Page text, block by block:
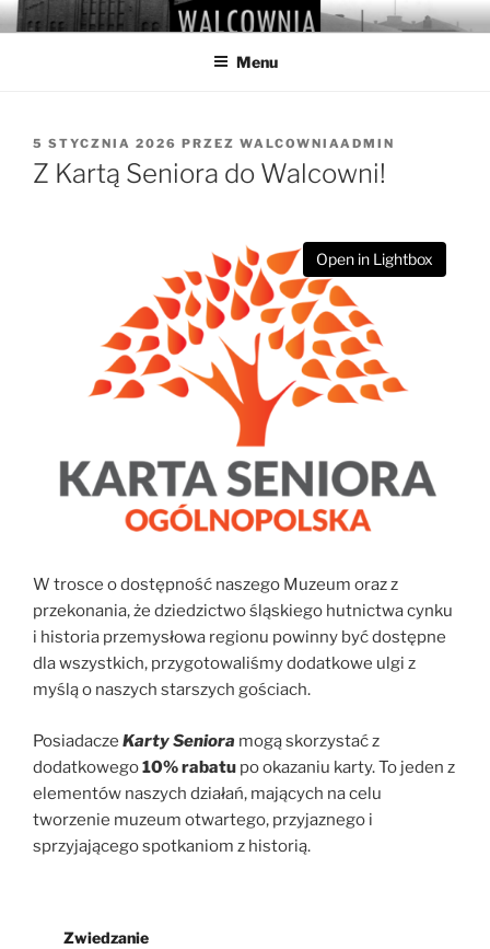
Przejdź
do
WALCOWNIA
Muzeum Hutnictwa Cynku
Menu
OPUBLIKOWANE
W
5 STYCZNIA 2026 PRZEZ WALCOWNIAADMIN
Z Kartą Seniora do Walcowni!
Open in Lightbox
W trosce o dostępność naszego Muzeum oraz z
przekonania, że dziedzictwo śląskiego hutnictwa cynku
i historia przemysłowa regionu powinny być dostępne
dla wszystkich, przygotowaliśmy dodatkowe ulgi z
myślą o naszych starszych gościach.
Posiadacze Karty Seniora mogą skorzystać z
dodatkowego10% rabatu po okazaniu karty. To jeden z
elementów naszych działań, mających na celu
tworzenie muzeum otwartego, przyjaznego i
sprzyjającego spotkaniom z historią.
Zwiedzanie